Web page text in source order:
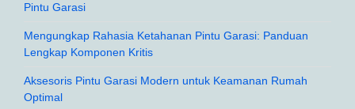
Pintu Garasi
Mengungkap Rahasia Ketahanan Pintu Garasi: Panduan
Lengkap Komponen Kritis
Aksesoris Pintu Garasi Modern untuk Keamanan Rumah
Optimal